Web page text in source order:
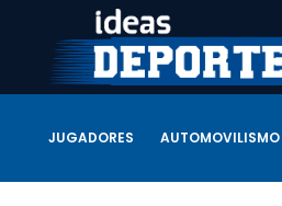
JUGADORES AUTOMOVILISMO